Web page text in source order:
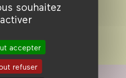
souhaitez
activer
accepter
refuser